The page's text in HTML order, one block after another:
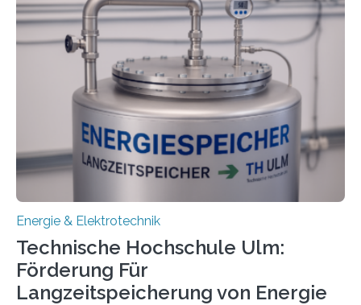
Energie & Elektrotechnik
Technische Hochschule Ulm:
Förderung Für
Langzeitspeicherung von Energie